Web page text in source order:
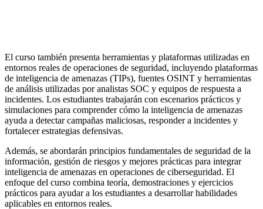
El curso también presenta herramientas y plataformas utilizadas en
entornos reales de operaciones de seguridad, incluyendo plataformas
de inteligencia de amenazas (TIPs), fuentes OSINT y herramientas
de análisis utilizadas por analistas SOC y equipos de respuesta a
incidentes. Los estudiantes trabajarán con escenarios prácticos y
simulaciones para comprender cómo la inteligencia de amenazas
ayuda a detectar campañas maliciosas, responder a incidentes y
fortalecer estrategias defensivas.
Además, se abordarán principios fundamentales de seguridad de la
información, gestión de riesgos y mejores prácticas para integrar
inteligencia de amenazas en operaciones de ciberseguridad. El
enfoque del curso combina teoría, demostraciones y ejercicios
prácticos para ayudar a los estudiantes a desarrollar habilidades
aplicables en entornos reales.